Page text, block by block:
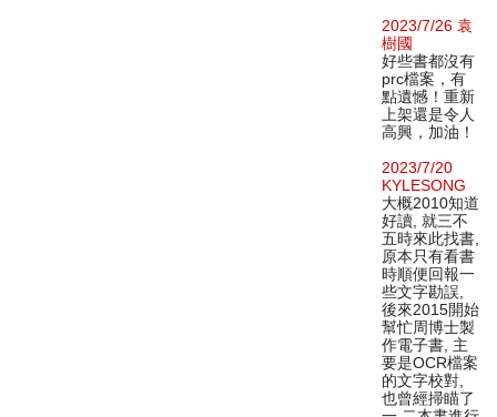
2023/7/26 袁
樹國
好些書都沒有
prc檔案，有
點遺憾！重新
上架還是令人
高興，加油！
2023/7/20
KYLESONG
大概2010知道
好讀, 就三不
五時來此找書,
原本只有看書
時順便回報一
些文字勘誤,
後來2015開始
幫忙周博士製
作電子書, 主
要是OCR檔案
的文字校對,
也曾經掃瞄了